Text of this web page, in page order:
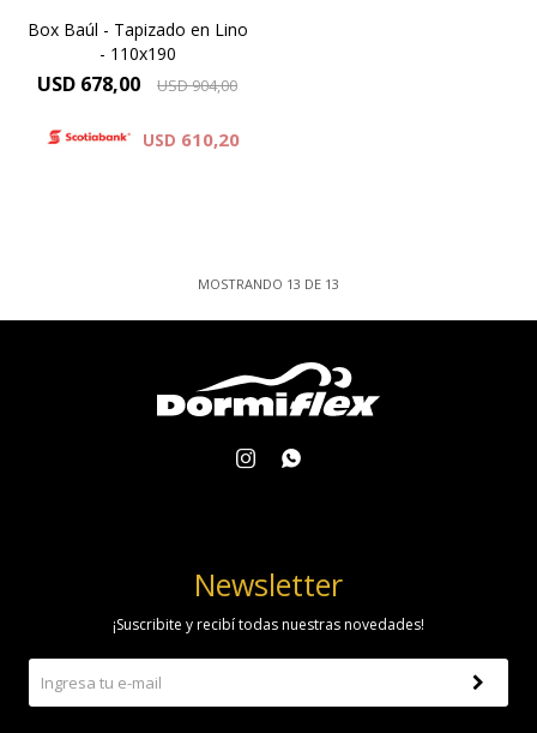
Box Baúl - Tapizado en Lino
- 110x190
USD 678,00 USD904,00
USD 610,20
MOSTRANDO 13 DE 13
 
Newsletter
¡Suscribite y recibí todas nuestras novedades!